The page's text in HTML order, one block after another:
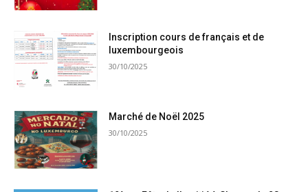
Inscription cours de français et de
luxembourgeois
30/10/2025
Marché de Noël 2025
30/10/2025